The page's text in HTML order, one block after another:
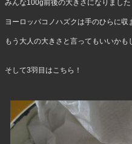
みんな100g前後の大きさになりました
ヨーロッパコノハズクは手のひらに収
もう大人の大きさと言ってもいいかも
そして3羽目はこちら！